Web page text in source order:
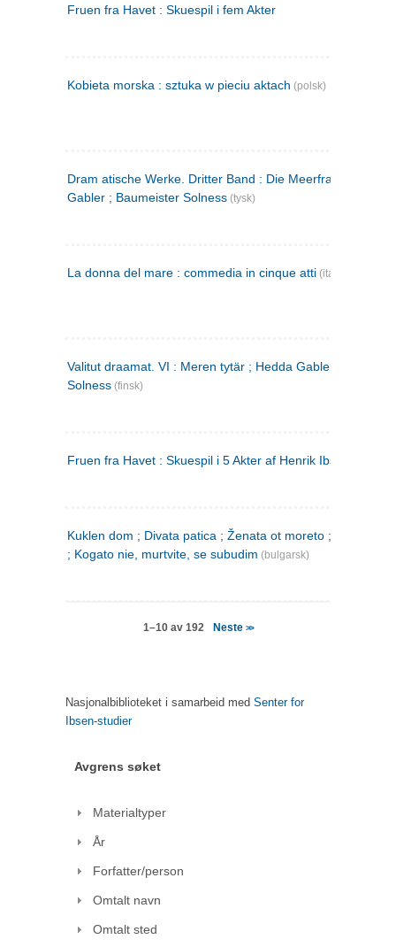
Fruen fra Havet : Skuespil i fem Akter
Kobieta morska : sztuka w pieciu aktach (polsk)
Dram atische Werke. Dritter Band : Die Meerfrau ; Hedda
Gabler ; Baumeister Solness (tysk)
La donna del mare : commedia in cinque atti (italiensk)
Valitut draamat. VI : Meren tytär ; Hedda Gabler ;
Solness (finsk)
Fruen fra Havet : Skuespil i 5 Akter af Henrik Ibsen
Kuklen dom ; Divata patica ; Ženata ot moreto ; Malkijat
; Kogato nie, murtvite, se subudim (bulgarsk)
1–10 av 192 Neste >>
Nasjonalbiblioteket i samarbeid med Senter for
Ibsen-studier
Avgrens søket
Materialtyper
År
Forfatter/person
Omtalt navn
Omtalt sted